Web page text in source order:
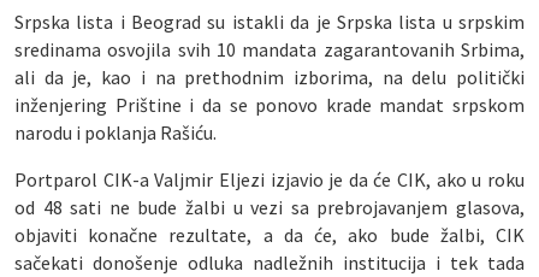
Srpska lista i Beograd su istakli da je Srpska lista u srpskim
sredinama osvojila svih 10 mandata zagarantovanih Srbima,
ali da je, kao i na prethodnim izborima, na delu politički
inženjering Prištine i da se ponovo krade mandat srpskom
narodu i poklanja Rašiću.
Portparol CIK-a Valjmir Eljezi izjavio je da će CIK, ako u roku
od 48 sati ne bude žalbi u vezi sa prebrojavanjem glasova,
objaviti konačne rezultate, a da će, ako bude žalbi, CIK
sačekati donošenje odluka nadležnih institucija i tek tada